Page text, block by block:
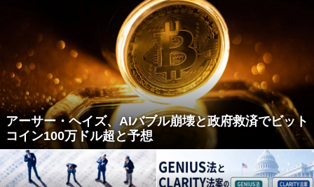
アーサー・ヘイズ、AIバブル崩壊と政府救済でビット
コイン100万ドル超と予想